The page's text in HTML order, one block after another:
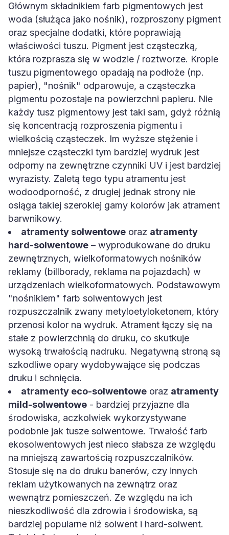
Głównym składnikiem farb pigmentowych jest
woda (służąca jako nośnik), rozproszony pigment
oraz specjalne dodatki, które poprawiają
właściwości tuszu. Pigment jest cząsteczką,
która rozprasza się w wodzie / roztworze. Krople
tuszu pigmentowego opadają na podłoże (np.
papier), "nośnik" odparowuje, a cząsteczka
pigmentu pozostaje na powierzchni papieru. Nie
każdy tusz pigmentowy jest taki sam, gdyż różnią
się koncentracją rozproszenia pigmentu i
wielkością cząsteczek. Im wyższe stężenie i
mniejsze cząsteczki tym bardziej wydruk jest
odporny na zewnętrzne czynniki UV i jest bardziej
wyrazisty. Zaletą tego typu atramentu jest
wodoodporność, z drugiej jednak strony nie
osiąga takiej szerokiej gamy kolorów jak atrament
barwnikowy.
atramenty solwentowe oraz atramenty
hard-solwentowe – wyprodukowane do druku
zewnętrznych, wielkoformatowych nośników
reklamy (billborady, reklama na pojazdach) w
urządzeniach wielkoformatowych. Podstawowym
"nośnikiem" farb solwentowych jest
rozpuszczalnik zwany metyloetyloketonem, który
przenosi kolor na wydruk. Atrament łączy się na
stałe z powierzchnią do druku, co skutkuje
wysoką trwałością nadruku. Negatywną stroną są
szkodliwe opary wydobywające się podczas
druku i schnięcia.
atramenty eco-solwentowe oraz atramenty
mild-solwentowe - bardziej przyjazne dla
środowiska, aczkolwiek wykorzystywane
podobnie jak tusze solwentowe. Trwałość farb
ekosolwentowych jest nieco słabsza ze względu
na mniejszą zawartością rozpuszczalników.
Stosuje się na do druku banerów, czy innych
reklam użytkowanych na zewnątrz oraz
wewnątrz pomieszczeń. Ze względu na ich
nieszkodliwość dla zdrowia i środowiska, są
bardziej popularne niż solwent i hard-solwent.